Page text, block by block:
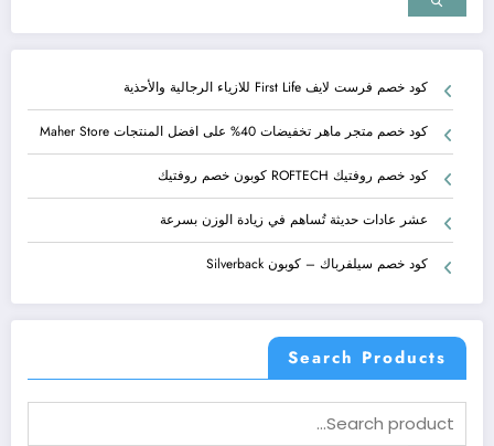
كود خصم فرست لايف First Life للازياء الرجالية والأحذية
كود خصم متجر ماهر تخفيضات 40% على افضل المنتجات Maher Store
كود خصم روفتيك ROFTECH كوبون خصم روفتيك
عشر عادات حديثة تُساهم في زيادة الوزن بسرعة
كود خصم سيلفرباك – كوبون Silverback
Search Products